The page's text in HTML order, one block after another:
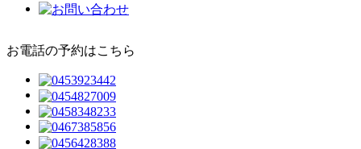
お電話の予約はこちら